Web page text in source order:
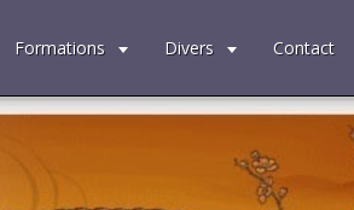
Formations Divers Contact